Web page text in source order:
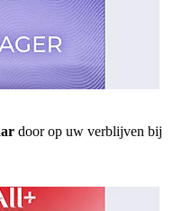
door op uw verblijven bij